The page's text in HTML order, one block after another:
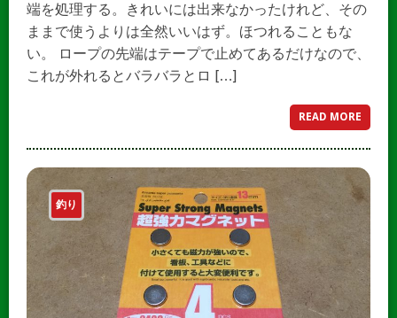
端を処理する。きれいには出来なかったけれど、その
ままで使うよりは全然いいはず。ほつれることもな
い。 ロープの先端はテープで止めてあるだけなので、
これが外れるとバラバラとロ […]
READ MORE
釣り